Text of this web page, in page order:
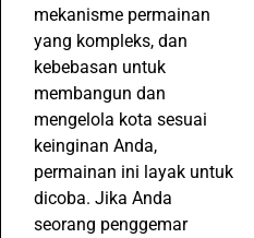
mekanisme permainan
yang kompleks, dan
kebebasan untuk
membangun dan
mengelola kota sesuai
keinginan Anda,
permainan ini layak untuk
dicoba. Jika Anda
seorang penggemar